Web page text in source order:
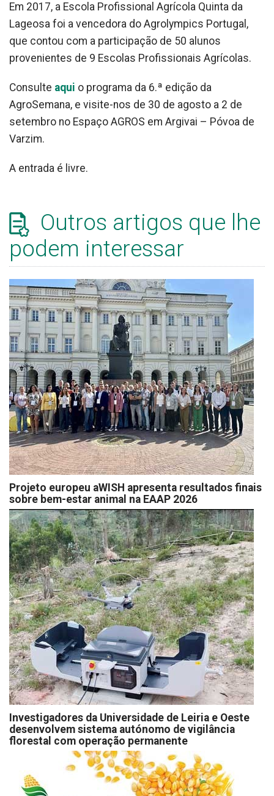
Em 2017, a Escola Profissional Agrícola Quinta da
Lageosa foi a vencedora do Agrolympics Portugal,
que contou com a participação de 50 alunos
provenientes de 9 Escolas Profissionais Agrícolas.
Consulte aqui o programa da 6.ª edição da
AgroSemana, e visite-nos de 30 de agosto a 2 de
setembro no Espaço AGROS em Argivai – Póvoa de
Varzim.
A entrada é livre.
Outros artigos que lhe
podem interessar
Projeto europeu aWISH apresenta resultados finais
sobre bem-estar animal na EAAP 2026
Investigadores da Universidade de Leiria e Oeste
desenvolvem sistema autónomo de vigilância
florestal com operação permanente